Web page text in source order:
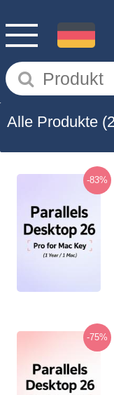
Alle Produkte
-83%
-75%